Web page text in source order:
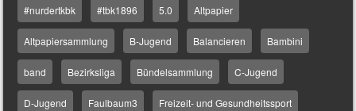
#nurdertkbk #tbk1896 5.0 Altpapier
Altpapiersammlung B-Jugend Balancieren Bambini
band Bezirksliga Bündelsammlung C-Jugend
D-Jugend Faulbaum3 Freizeit- und Gesundheitssport